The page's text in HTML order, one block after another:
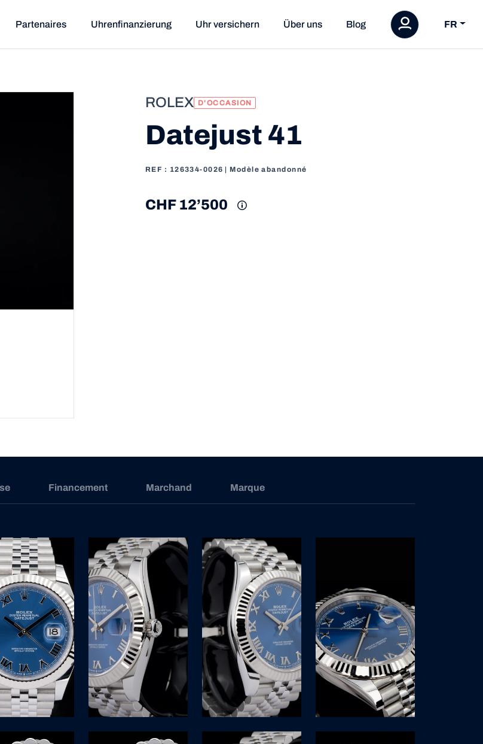
Partenaires Uhrenfinanzierung Uhr versichern Über uns Blog FR
ROLEX D'OCCASION
Datejust 41
REF : 126334-0026 | Modèle abandonné
CHF 12’500
Financement Marchand Marque